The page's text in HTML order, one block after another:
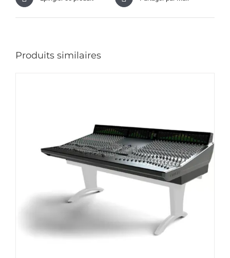
Produits similaires